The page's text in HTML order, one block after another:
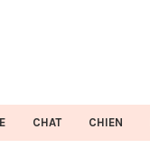
CHAT CHIEN